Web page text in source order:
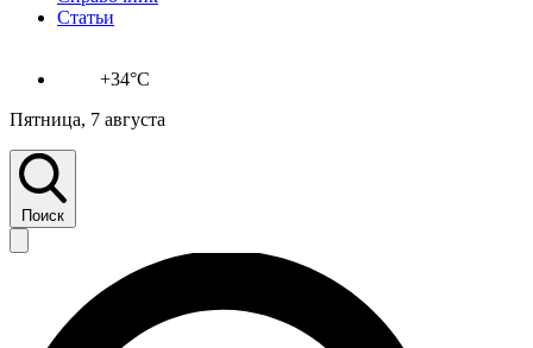
Статьи
+34°C
Пятница, 7 августа
Поиск